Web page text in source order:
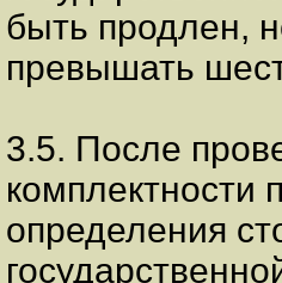
быть продлен,
превышать
3.5. После
комплектности
определения